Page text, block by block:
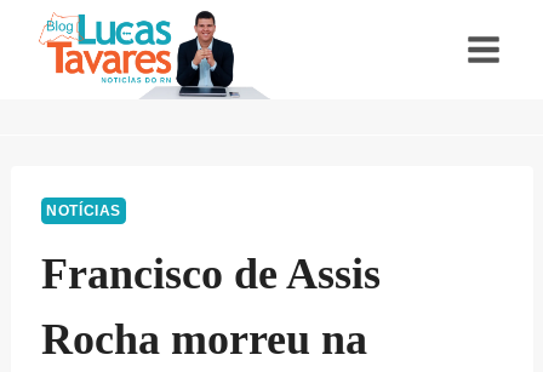
NOTÍCIAS
Francisco de Assis
Rocha morreu na